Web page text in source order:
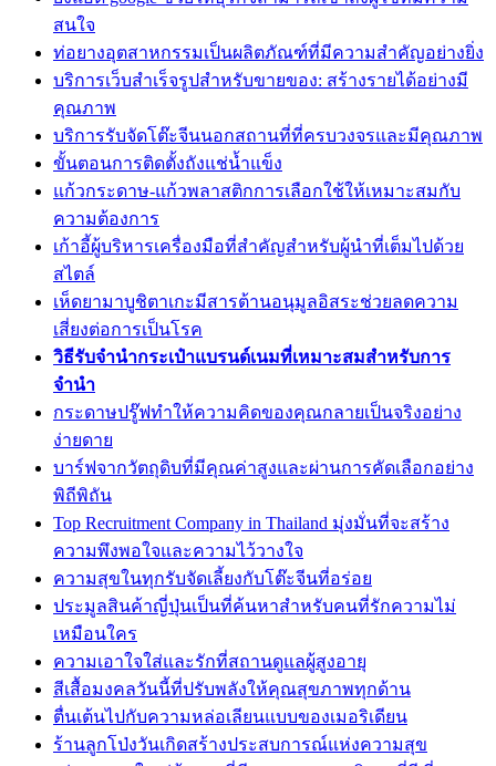
สนใจ
ท่อยางอุตสาหกรรมเป็นผลิตภัณฑ์ที่มีความสำคัญอย่างยิ่ง
บริการเว็บสำเร็จรูปสำหรับขายของ: สร้างรายได้อย่างมี
คุณภาพ
บริการรับจัดโต๊ะจีนนอกสถานที่ที่ครบวงจรและมีคุณภาพ
ขั้นตอนการติดตั้งถังแช่น้ำแข็ง
แก้วกระดาษ-แก้วพลาสติกการเลือกใช้ให้เหมาะสมกับ
ความต้องการ
เก้าอี้ผู้บริหารเครื่องมือที่สำคัญสำหรับผู้นำที่เต็มไปด้วย
สไตล์
เห็ดยามาบูชิตาเกะมีสารต้านอนุมูลอิสระช่วยลดความ
เสี่ยงต่อการเป็นโรค
วิธีรับจำนำกระเป๋าแบรนด์เนมที่เหมาะสมสำหรับการ
จำนำ
กระดาษปรู๊ฟทำให้ความคิดของคุณกลายเป็นจริงอย่าง
ง่ายดาย
บาร์ฟจากวัตถุดิบที่มีคุณค่าสูงและผ่านการคัดเลือกอย่าง
พิถีพิถัน
Top Recruitment Company in Thailand มุ่งมั่นที่จะสร้าง
ความพึงพอใจและความไว้วางใจ
ความสุขในทุกรับจัดเลี้ยงกับโต๊ะจีนที่อร่อย
ประมูลสินค้าญี่ปุ่นเป็นที่ค้นหาสำหรับคนที่รักความไม่
เหมือนใคร
ความเอาใจใส่และรักที่สถานดูแลผู้สูงอายุ
สีเสื้อมงคลวันนี้ที่ปรับพลังให้คุณสุขภาพทุกด้าน
ตื่นเต้นไปกับความหล่อเลียนแบบของเมอริเดียน
ร้านลูกโป่งวันเกิดสร้างประสบการณ์แห่งความสุข